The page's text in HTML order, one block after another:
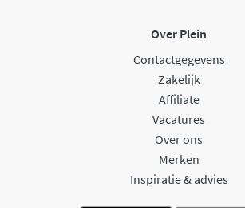
Over Plein
Contactgegevens
Zakelijk
Affiliate
Vacatures
Over ons
Merken
Inspiratie & advies